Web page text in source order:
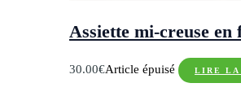
Assiette mi-creuse en
30.00€Article épuisé LIRE LA